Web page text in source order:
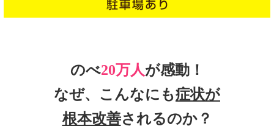
のべ20万人が感動！
なぜ、こんなにも症状が
根本改善されるのか？